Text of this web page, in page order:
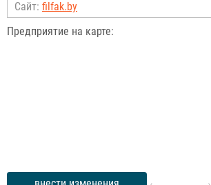
Сайт: filfak.by
Предприятие на карте: